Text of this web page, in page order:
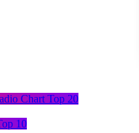
Chart Top 20
10